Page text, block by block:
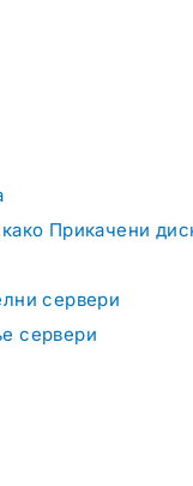
Прикачени
сервери
сервери